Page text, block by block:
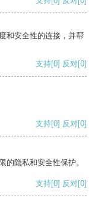
和安全性的连接，并帮
支持[0] 反对[0]
支持[0] 反对[0]
的隐私和安全性保护。
支持[0] 反对[0]